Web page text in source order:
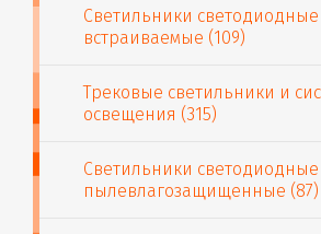
Светильники светодиодные
встраиваемые (109)
Трековые светильники и
освещения (315)
Светильники светодиодные
пылевлагозащищенные (87)